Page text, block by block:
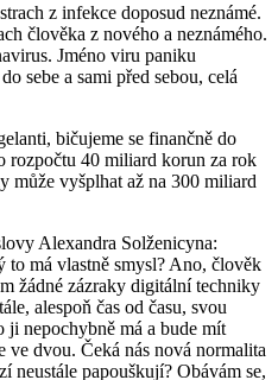
z infekce doposud neznámé.
člověka z nového a neznámého.
Jméno viru paniku
sebe a sami před sebou, celá
bičujeme se finančně do
rozpočtu 40 miliard korun za rok
může vyšplhat až na 300 miliard
Alexandra Solženicyna:
to má vlastně smysl? Ano, člověk
žádné zázraky digitální techniky
alespoň čas od času, svou
ji nepochybně má a bude mít
ve dvou. Čeká nás nová normalita
neustále papouškují? Obávám se,